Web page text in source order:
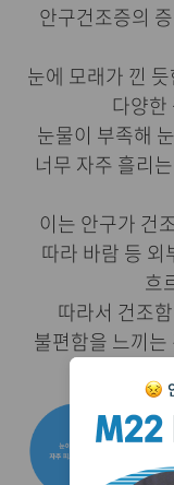
안구건조증의
눈에 모래가 낀
다양한
눈물이 부족해
너무 자주 흘리
이는 안구가 건
따라 바람 등 외
흐
따라서 건조
불편함을 느끼